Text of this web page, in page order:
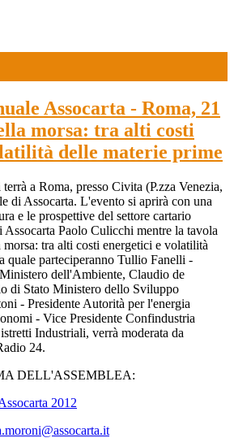
Assocarta - Roma, 21
morsa: tra alti costi
delle materie prime
a Roma, presso Civita (P.zza Venezia,
di Assocarta. L'evento si aprirà con una
e le prospettive del settore cartario
Assocarta Paolo Culicchi mentre la tavola
tra alti costi energetici e volatilità
quale parteciperanno Tullio Fanelli -
dell'Ambiente, Claudio de
di Stato Ministero dello Sviluppo
- Presidente Autorità per l'energia
- Vice Presidente Confindustria
Industriali, verrà moderata da
24.
DELL'ASSEMBLEA:
2012